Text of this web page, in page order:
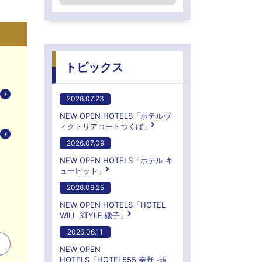
トピックス
2026.07.23
NEW OPEN HOTELS「ホテルヴ
ィクトリアコートつくば」
2026.07.09
NEW OPEN HOTELS「ホテル キ
ューピット」
2026.06.25
NEW OPEN HOTELS「HOTEL
WILL STYLE 磯子」
2026.06.11
NEW OPEN
HOTELS「HOTEL555 秦野 -現